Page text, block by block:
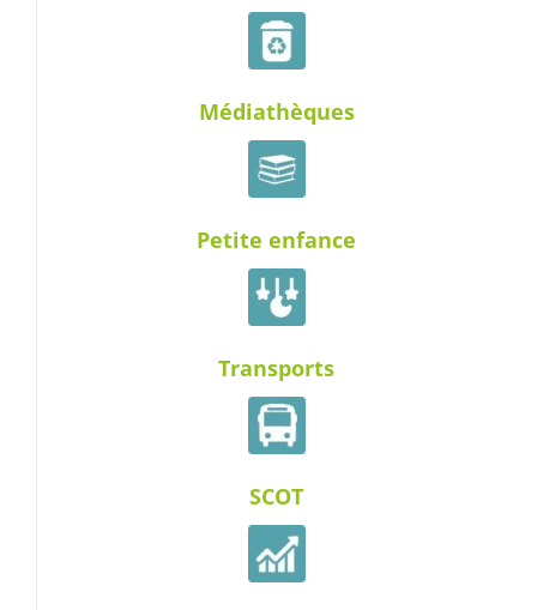
Médiathèques
Petite enfance
Transports
SCOT